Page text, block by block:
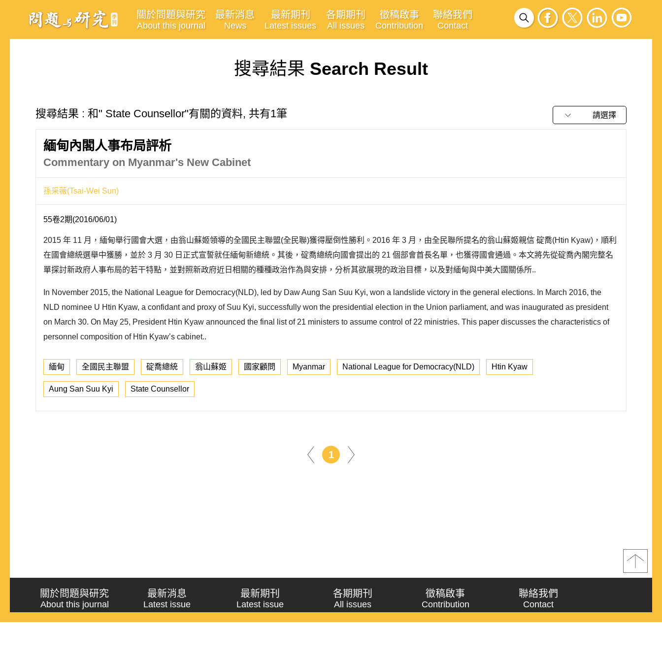
關於問題與研究
About this journal
最新消息
News
最新期刊
Latest issues
各期期刊
All issues
徵稿啟事
Contribution
聯絡我們
Contact
搜尋結果 Search Result
搜尋結果 : 和" State Counsellor"有關的資料, 共有1筆 請選擇
緬甸內閣人事布局評析
Commentary on Myanmar's New Cabinet
孫采薇(Tsai-Wei Sun)
55卷2期(2016/06/01)
2015 年 11 月，緬甸舉行國會大選，由翁山蘇姬領導的全國民主聯盟(全民聯)獲得壓倒性勝利。2016 年 3 月，由全民聯所提名的翁山蘇姬親信 碇喬(Htin Kyaw)，順利
在國會總統選舉中獲勝，並於 3 月 30 日正式宣誓就任緬甸新總統。其後，碇喬總統向國會提出的 21 個部會首長名單，也獲得國會通過。本文將先從碇喬內閣完整名
單探討新政府人事布局的若干特點，並對照新政府近日相關的種種政治作為與安排，分析其欲展現的政治目標，以及對緬甸與中美大國關係所..
In November 2015, the National League for Democracy(NLD), led by Daw Aung San Suu Kyi, won a landslide victory in the general elections. In March 2016, the
NLD nominee U Htin Kyaw, a confidant and proxy of Suu Kyi, successfully won the presidential election in the Union parliament, and was inaugurated as president
on March 30. On May 25, President Htin Kyaw announced the final list of 21 ministers to assume control of 22 ministries. This paper discusses the characteristics of
personnel composition of Htin Kyaw’s cabinet..
緬甸 全國民主聯盟 碇喬總統 翁山蘇姬 國家顧問 Myanmar National League for Democracy(NLD) Htin Kyaw
Aung San Suu Kyi State Counsellor
1
關於問題與研究
About this journal
最新消息
Latest issue
最新期刊
Latest issue
各期期刊
All issues
徵稿啟事
Contribution
聯絡我們
Contact